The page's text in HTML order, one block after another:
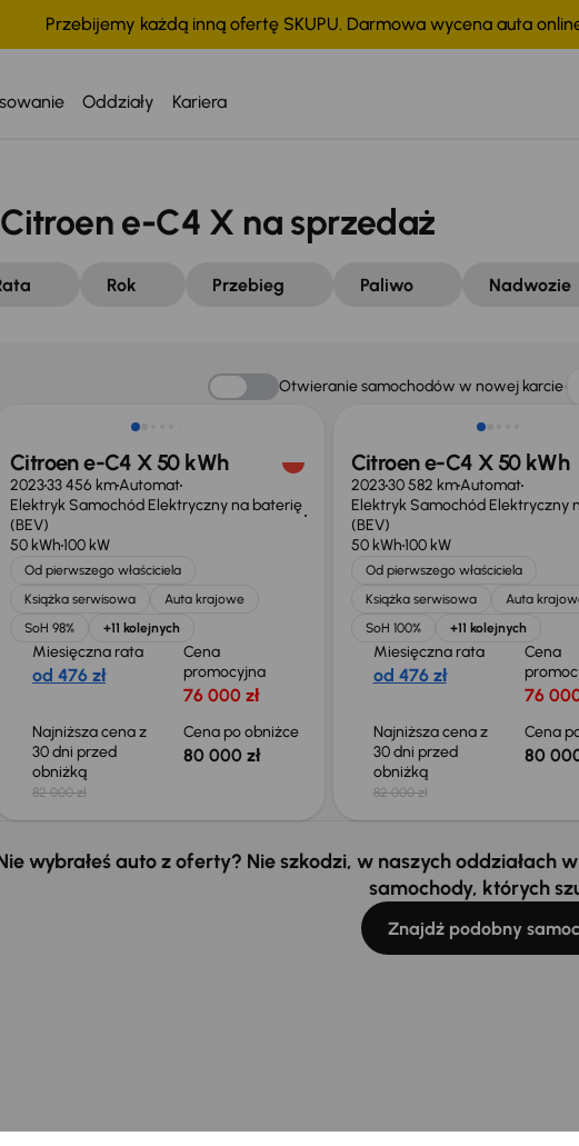
Przebijemy każdą inną ofertę SKUPU. Darmowa wycena auta
Oddziały Kariera
e-C4 X na sprzedaż
Rok Przebieg Paliwo Nadwozie
Otwieranie samochodów w nowej karcie
Citroen e-C4 X 50 kWh
202333 456 kmAutomat
Elektryk Samochód Elektryczny na baterię
(BEV)
50 kWh100 kW
Od pierwszego właściciela
Książka serwisowa
Auta krajowe
SoH 98%
+11 kolejnych
Miesięczna rata
od 476 zł
Cena
promocyjna
76 000 zł
Najniższa cena z
30 dni przed
obniżką
82 000 zł
Cena po obniżce
80 000 zł
Taniej o 2 000 zł
Citroen e-C4 X 50 kWh
202330 582 kmAutomat
Elektryk Samochód Elektryczny
(BEV)
50 kWh100 kW
Od pierwszego właściciela
Książka serwisowa
Auta
SoH 100%
+11 kolejnych
Miesięczna rata
od 476 zł
Cena
76
Najniższa cena z
30 dni przed
obniżką
82 000 zł
Cena
80
wybrałeś auto z oferty? Nie szkodzi, w naszych oddziałach
samochody, których
Znajdź podobny